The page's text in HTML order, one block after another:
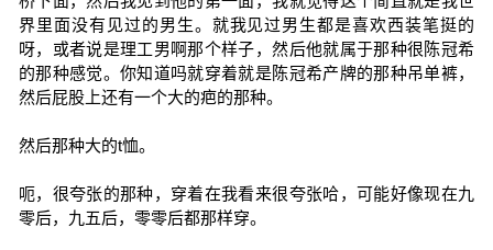
界里面没有见过的男生。就我见过男生都是喜欢西装笔挺的
呀，或者说是理工男啊那个样子，然后他就属于那种很陈冠希
的那种感觉。你知道吗就穿着就是陈冠希产牌的那种吊单裤，
然后屁股上还有一个大的疤的那种。
然后那种大的t恤。
呃，很夸张的那种，穿着在我看来很夸张哈，可能好像现在九
零后，九五后，零零后都那样穿。